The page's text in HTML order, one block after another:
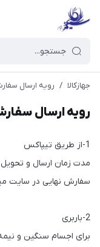
جهازکالا / رویه ارسال
رویه ارسال
1-از طریق تیپاکس
سفارش نهایی در سایت
2-باربری
برای اجسام سنگین و